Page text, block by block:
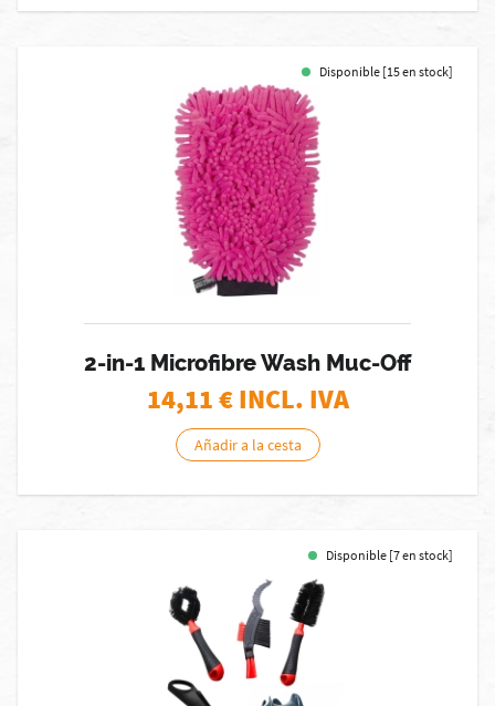
Disponible [15 en stock]
2-in-1 Microfibre Wash Muc-Off
14,11€ INCL. IVA
Añadir a la cesta
Disponible [7 en stock]